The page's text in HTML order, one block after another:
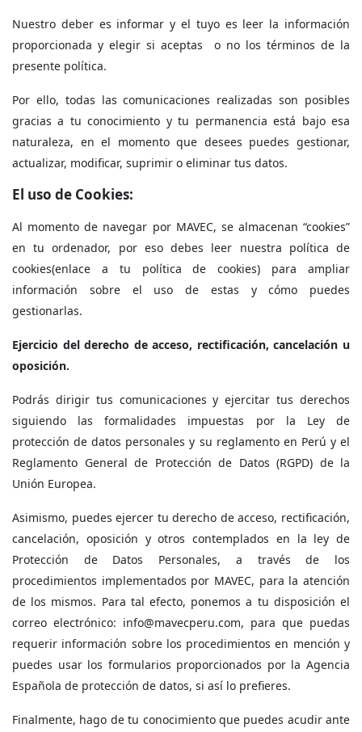
Nuestro deber es informar y el tuyo es leer la información
proporcionada y elegir si aceptas o no los términos de la
presente política.
Por ello, todas las comunicaciones realizadas son posibles
gracias a tu conocimiento y tu permanencia está bajo esa
naturaleza, en el momento que desees puedes gestionar,
actualizar, modificar, suprimir o eliminar tus datos.
El uso de Cookies:
Al momento de navegar por MAVEC, se almacenan “cookies”
en tu ordenador, por eso debes leer nuestra política de
cookies(enlace a tu política de cookies) para ampliar
información sobre el uso de estas y cómo puedes
gestionarlas.
Ejercicio del derecho de acceso, rectificación, cancelación u
oposición.
Podrás dirigir tus comunicaciones y ejercitar tus derechos
siguiendo las formalidades impuestas por la Ley de
protección de datos personales y su reglamento en Perú y el
Reglamento General de Protección de Datos (RGPD) de la
Unión Europea.
Asimismo, puedes ejercer tu derecho de acceso, rectificación,
cancelación, oposición y otros contemplados en la ley de
Protección de Datos Personales, a través de los
procedimientos implementados por MAVEC, para la atención
de los mismos. Para tal efecto, ponemos a tu disposición el
correo electrónico: info@mavecperu.com, para que puedas
requerir información sobre los procedimientos en mención y
puedes usar los formularios proporcionados por la Agencia
Española de protección de datos, si así lo prefieres.
Finalmente, hago de tu conocimiento que puedes acudir ante